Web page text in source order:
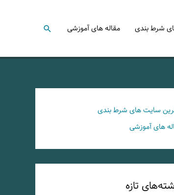
شرط بندی مقاله های آموزشی جستجو
سایت های شرط بندی
های آموزشی
تازه